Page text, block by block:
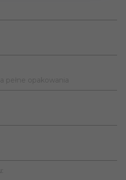
pełne opakowania